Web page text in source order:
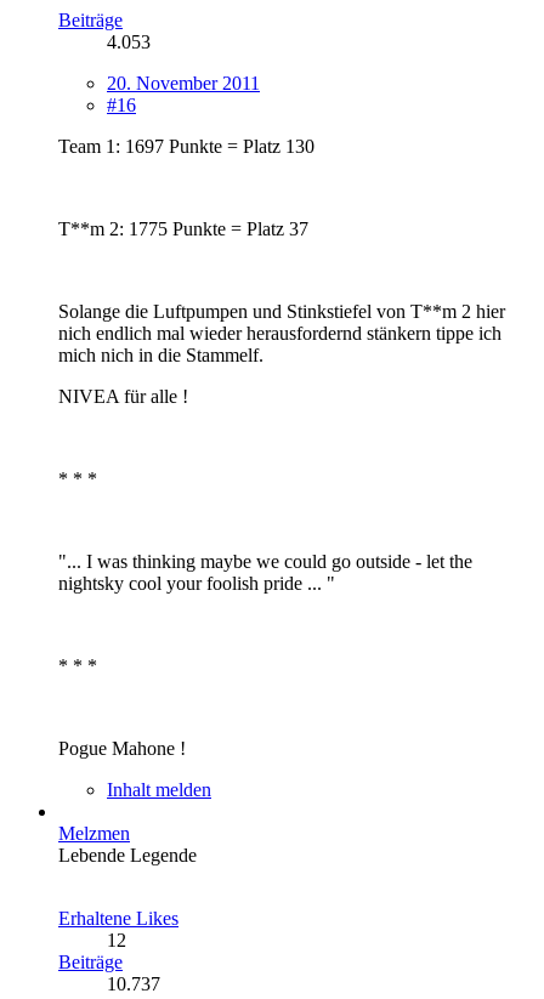
Beiträge
4.053
20. November 2011
#16
Team 1: 1697 Punkte = Platz 130
T**m 2: 1775 Punkte = Platz 37
Solange die Luftpumpen und Stinkstiefel von T**m 2 hier
nich endlich mal wieder herausfordernd stänkern tippe ich
mich nich in die Stammelf.
NIVEA für alle !
* * *
"... I was thinking maybe we could go outside - let the
nightsky cool your foolish pride ... "
* * *
Pogue Mahone !
Inhalt melden
Melzmen
Lebende Legende
Erhaltene Likes
12
Beiträge
10.737